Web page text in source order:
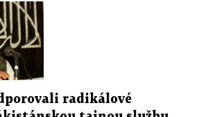
radikálové